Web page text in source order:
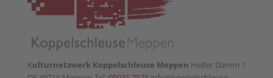
Kulturnetzwerk Koppelschleuse Meppen Helter Damm 1